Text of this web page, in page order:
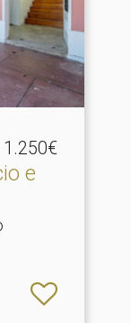
1.250€
e